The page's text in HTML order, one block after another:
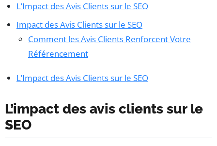
L’Impact des Avis Clients sur le SEO
Impact des Avis Clients sur le SEO
Comment les Avis Clients Renforcent Votre
Référencement
L’Impact des Avis Clients sur le SEO
L’impact des avis clients sur le
SEO